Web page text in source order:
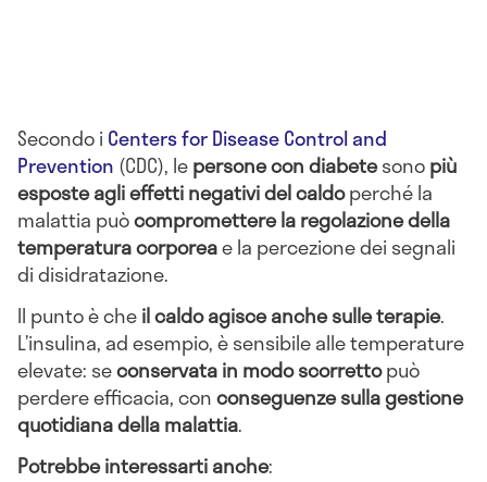
Secondo i Centers for Disease Control and
Prevention (CDC), lepersone con diabetesonopiù
esposte agli effetti negativi del caldoperché la
malattia puòcompromettere la regolazione della
temperatura corporeae la percezione dei segnali
di disidratazione.
Il punto è cheil caldo agisce anche sulle terapie.
L’insulina, ad esempio, è sensibile alle temperature
elevate: seconservata in modo scorrettopuò
perdere efficacia, conconseguenze sulla gestione
quotidiana della malattia.
Potrebbe interessarti anche: